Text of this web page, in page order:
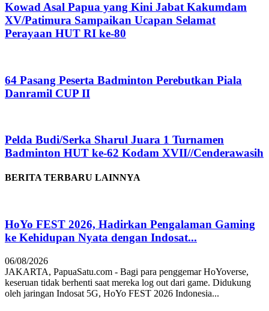
Kowad Asal Papua yang Kini Jabat Kakumdam
XV/Patimura Sampaikan Ucapan Selamat
Perayaan HUT RI ke-80
64 Pasang Peserta Badminton Perebutkan Piala
Danramil CUP II
Pelda Budi/Serka Sharul Juara 1 Turnamen
Badminton HUT ke-62 Kodam XVII//Cenderawasih
BERITA TERBARU LAINNYA
HoYo FEST 2026, Hadirkan Pengalaman Gaming
ke Kehidupan Nyata dengan Indosat...
06/08/2026
JAKARTA, PapuaSatu.com - Bagi para penggemar HoYoverse,
keseruan tidak berhenti saat mereka log out dari game. Didukung
oleh jaringan Indosat 5G, HoYo FEST 2026 Indonesia...